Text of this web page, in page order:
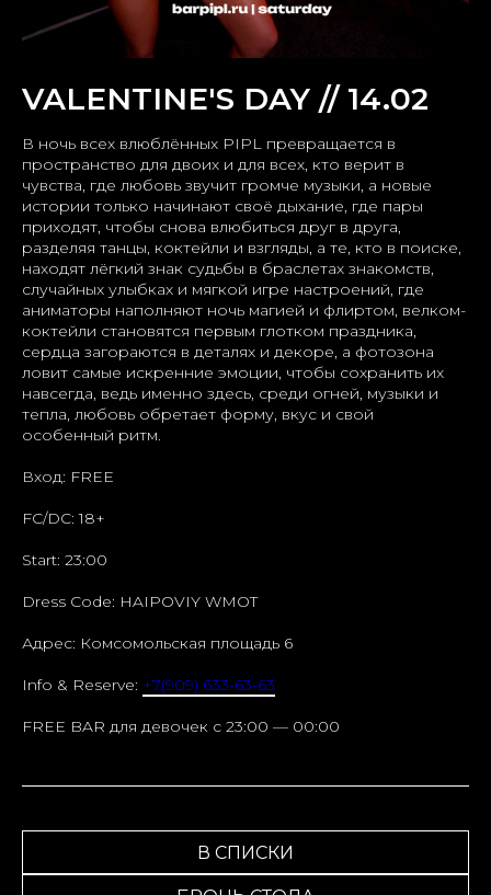
VALENTINE'S DAY // 14.02
В ночь всех влюблённых PIPL превращается в
пространство для двоих и для всех, кто верит в
чувства, где любовь звучит громче музыки, а новые
истории только начинают своё дыхание, где пары
приходят, чтобы снова влюбиться друг в друга,
разделяя танцы, коктейли и взгляды, а те, кто в поиске,
находят лёгкий знак судьбы в браслетах знакомств,
случайных улыбках и мягкой игре настроений, где
аниматоры наполняют ночь магией и флиртом, велком-
коктейли становятся первым глотком праздника,
сердца загораются в деталях и декоре, а фотозона
ловит самые искренние эмоции, чтобы сохранить их
навсегда, ведь именно здесь, среди огней, музыки и
тепла, любовь обретает форму, вкус и свой
особенный ритм.
Вход: FREE
FC/DC: 18+
Start: 23:00
Dress Code: HAIPOVIY WMOT
Адрес: Комсомольская площадь 6
Info & Reserve: +7(909) 633-63-63
FREE BAR для девочек c 23:00 — 00:00
В СПИСКИ